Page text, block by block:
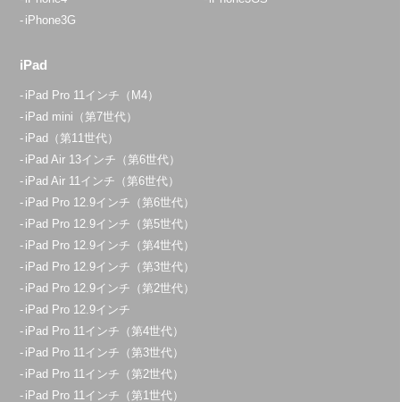
iPhone3G
iPad
iPad Pro 11インチ（M4）
iPad mini（第7世代）
iPad（第11世代）
iPad Air 13インチ（第6世代）
iPad Air 11インチ（第6世代）
iPad Pro 12.9インチ（第6世代）
iPad Pro 12.9インチ（第5世代）
iPad Pro 12.9インチ（第4世代）
iPad Pro 12.9インチ（第3世代）
iPad Pro 12.9インチ（第2世代）
iPad Pro 12.9インチ
iPad Pro 11インチ（第4世代）
iPad Pro 11インチ（第3世代）
iPad Pro 11インチ（第2世代）
iPad Pro 11インチ（第1世代）